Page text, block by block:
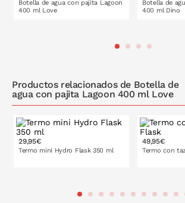
Botella de agua con pajita Lagoon
400 ml Love
Botella de
400 ml Dino
Productos relacionados de Botella de
agua con pajita Lagoon 400 ml Love
29,95€
Termo mini Hydro Flask 350 ml
49,95€
Termo con